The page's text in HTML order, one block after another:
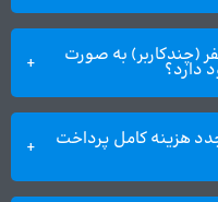
(چندکاربر) به صورت
دارد؟
هزینه کامل پرداخت